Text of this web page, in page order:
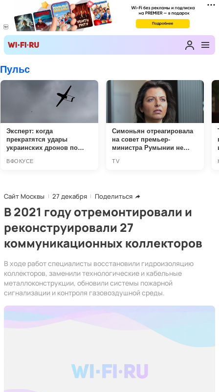
Сайт Москвы 27 декабря Поделиться
В 2021 году отремонтировали и
реконструировали 27
коммуникационных коллекторов
В ходе работ специалисты восстановили гидроизоляцию
коллекторов, заменили технологические и кабельные
металлоконструкции, обновили системы пожарной
сигнализации и контроля газовоздушной среды.